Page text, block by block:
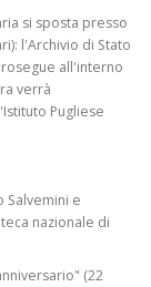
si sposta presso
l'Archivio di Stato
all'interno
verrà
Pugliese
Salvemini e
nazionale di
(22